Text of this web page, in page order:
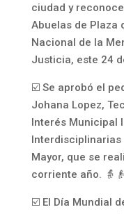
ciudad y
Abuelas de Plaza
Nacional de la
Justicia, este 24
☑️ Se aprobó el
Johana Lopez,
Interés Municipal
Interdisciplinarias
Mayor, que se
corriente año. 👵👴
☑️ El Día Mundial